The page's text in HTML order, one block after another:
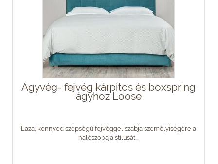
Ágyvég- fejvég kárpitos és boxspring
ágyhoz Loose
Laza, könnyed szépségű fejvéggel szabja személyiségére a
hálószobája stílusát....